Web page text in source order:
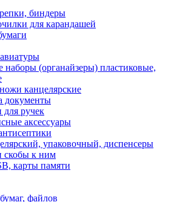
биндеры
для карандашей
наборы (органайзеры) пластиковые,
канцелярские
документы
для ручек
аксессуары
упаковочный, диспенсеры
скобы к ним
карты памяти
файлов